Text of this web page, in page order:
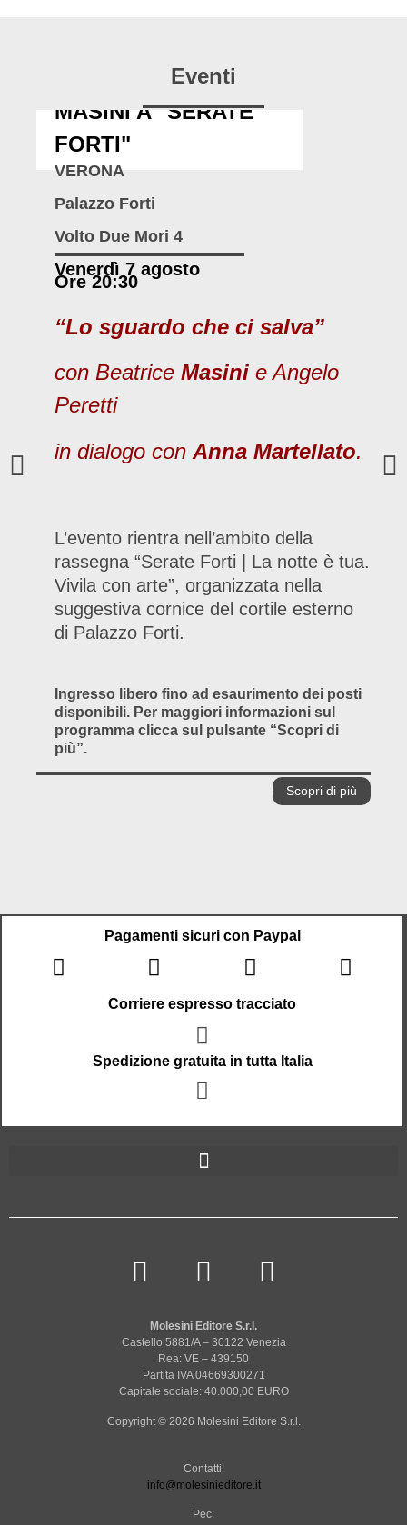
Eventi
MASINI A "SERATE
FORTI"
VERONA
Palazzo Forti
Volto Due Mori 4
Venerdì 7 agosto
Ore 20:30
“Lo sguardo che ci salva”
con Beatrice Masini e Angelo
Peretti
in dialogo con Anna Martellato.
L’evento rientra nell’ambito della
rassegna “Serate Forti | La notte è tua.
Vivila con arte”, organizzata nella
suggestiva cornice del cortile esterno
di Palazzo Forti.
Ingresso libero fino ad esaurimento dei posti
disponibili. Per maggiori informazioni sul
programma clicca sul pulsante “Scopri di
più”.
Scopri di più
Pagamenti sicuri con Paypal
Corriere espresso tracciato
Spedizione gratuita in tutta Italia
Molesini Editore S.r.l.
Castello 5881/A – 30122 Venezia
Rea: VE – 439150
Partita IVA 04669300271
Capitale sociale: 40.000,00 EURO
Copyright © 2026 Molesini Editore S.r.l.
Contatti:
info@molesinieditore.it
Pec: